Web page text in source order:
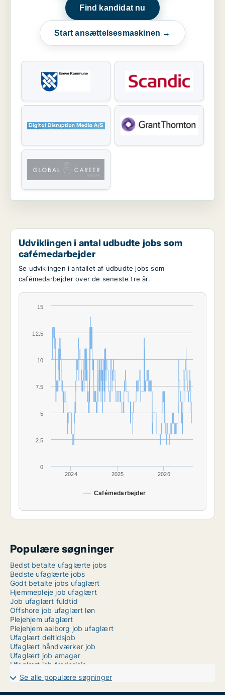
Find kandidat nu
Start ansættelsesmaskinen →
Udviklingen i antal udbudte jobs som
cafémedarbejder
Se udviklingen i antallet af udbudte jobs som
cafémedarbejder over de seneste tre år.
Cafémedarbejder
2024 2025 2026
0
2.5
5
7.5
10
12.5
15
Populære søgninger
Bedst betalte ufaglærte jobs
Bedste ufaglærte jobs
Godt betalte jobs ufaglært
Hjemmepleje job ufaglært
Job ufaglært fuldtid
Offshore job ufaglært løn
Plejehjem ufaglært
Plejehjem aalborg job ufaglært
Ufaglært deltidsjob
Ufaglært håndværker job
Ufaglært job amager
Ufaglært job fredericia
Ufaglært job halsnæs
Ufaglært job holstebro
Ufaglært job mariagerfjord
Se alle populære søgninger